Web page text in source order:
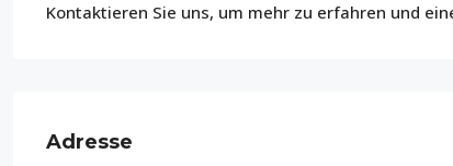
Kontaktieren Sie uns, um mehr zu erfahren und
Adresse